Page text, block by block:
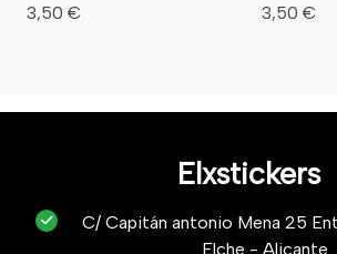
3,50 € 3,50 €
Elxstickers
C/ Capitán antonio Mena 25
Elche - Alicante